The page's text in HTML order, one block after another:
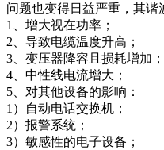
问题也变得日益严重，其谐
1、增大视在功率；
2、导致电缆温度升高；
3、变压器降容且损耗增加；
4、中性线电流增大；
5、对其他设备的影响：
1）自动电话交换机；
2）报警系统；
3）敏感性的电子设备；